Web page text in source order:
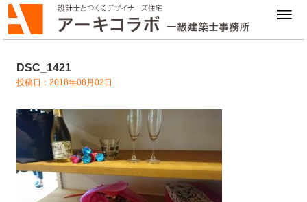
DSC_1421
投稿日：2018年08月02日